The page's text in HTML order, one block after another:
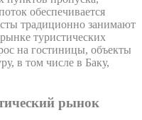
обеспечивается
традиционно занимают
туристических
на гостиницы, объекты
в том числе в Баку,
рынок